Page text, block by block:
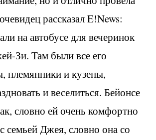
рассказал E!News:
на автобусе для вечеринок
Зи. Там были все его
племянники и кузены,
и веселиться. Бейонсе
словно ей очень комфортно
семьей Джея, словно она со